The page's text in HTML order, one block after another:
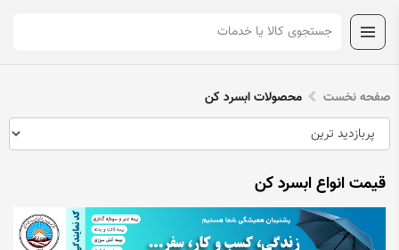
صفحه نخست محصولات ابسرد کن
قیمت انواع ابسرد کن